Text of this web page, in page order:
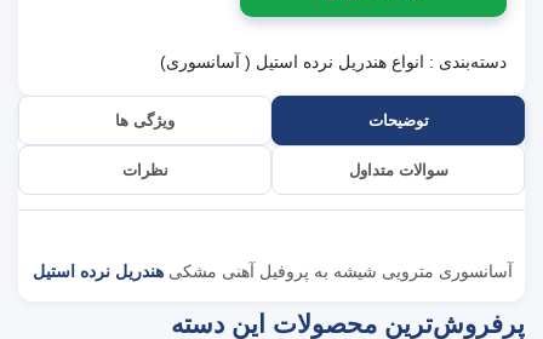
دسته‌بندی : انواع هندریل نرده استیل ( آسانسوری)
توضیحات ویژگی ها
سوالات متداول نظرات
آسانسوری مترویی شیشه به پروفیل آهنی مشکی هندریل نرده استیل
پرفروش‌ترین محصولات این دسته